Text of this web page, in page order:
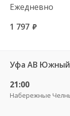
Ежедневно
1 797 руб.
Уфа АВ Южный
21:00
Набережные